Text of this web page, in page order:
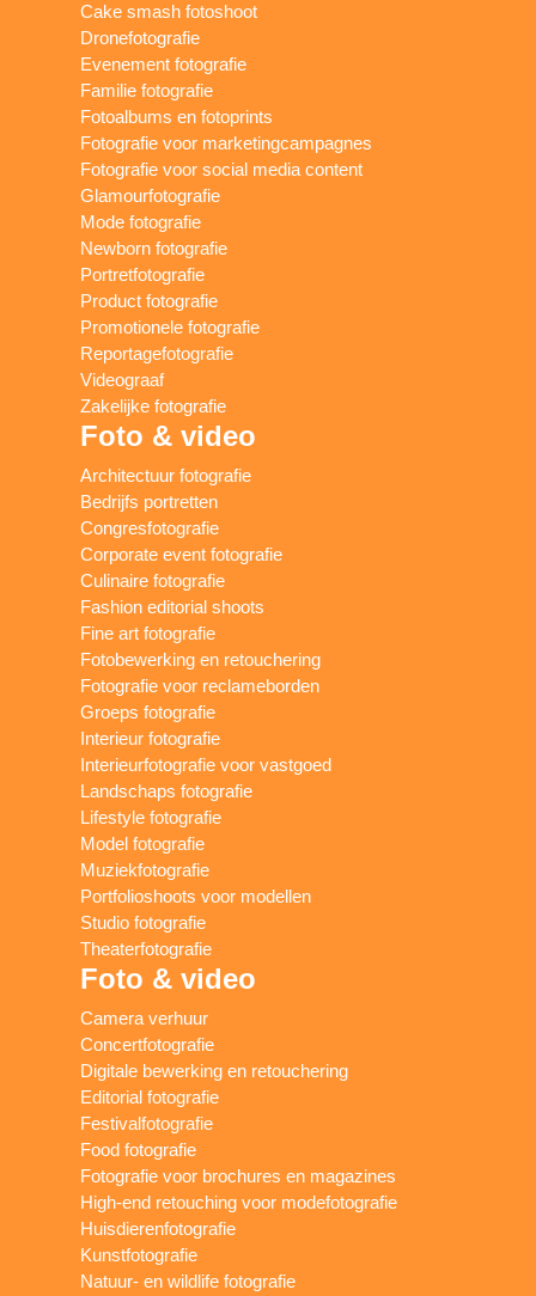
Cake smash fotoshoot
Dronefotografie
Evenement fotografie
Familie fotografie
Fotoalbums en fotoprints
Fotografie voor marketingcampagnes
Fotografie voor social media content
Glamourfotografie
Mode fotografie
Newborn fotografie
Portretfotografie
Product fotografie
Promotionele fotografie
Reportagefotografie
Videograaf
Zakelijke fotografie
Foto & video
Architectuur fotografie
Bedrijfs portretten
Congresfotografie
Corporate event fotografie
Culinaire fotografie
Fashion editorial shoots
Fine art fotografie
Fotobewerking en retouchering
Fotografie voor reclameborden
Groeps fotografie
Interieur fotografie
Interieurfotografie voor vastgoed
Landschaps fotografie
Lifestyle fotografie
Model fotografie
Muziekfotografie
Portfolioshoots voor modellen
Studio fotografie
Theaterfotografie
Foto & video
Camera verhuur
Concertfotografie
Digitale bewerking en retouchering
Editorial fotografie
Festivalfotografie
Food fotografie
Fotografie voor brochures en magazines
High-end retouching voor modefotografie
Huisdierenfotografie
Kunstfotografie
Natuur- en wildlife fotografie